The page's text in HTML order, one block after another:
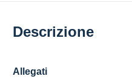
Descrizione
Allegati